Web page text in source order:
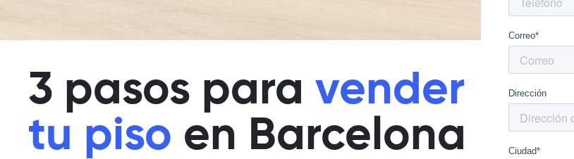
3 pasos para vender
tu piso en Barcelona